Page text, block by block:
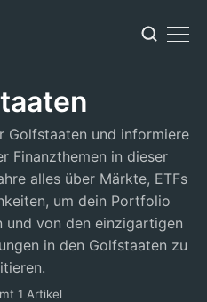
Golfstaaten und informiere
Finanzthemen in dieser
alles über Märkte, ETFs
um dein Portfolio
von den einzigartigen
in den Golfstaaten zu
1 Artikel